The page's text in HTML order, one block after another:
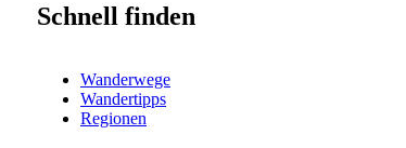
Schnell finden
Wanderwege
Wandertipps
Regionen